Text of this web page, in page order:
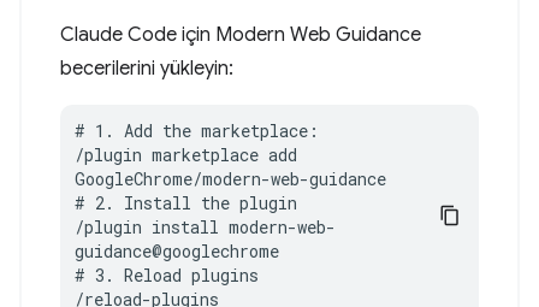
Claude Code için Modern Web Guidance
becerilerini yükleyin:
# 1. Add the marketplace:
/plugin marketplace add
GoogleChrome/modern-web-guidance
# 2. Install the plugin
/plugin install modern-web-
guidance@googlechrome
# 3. Reload plugins
/reload-plugins